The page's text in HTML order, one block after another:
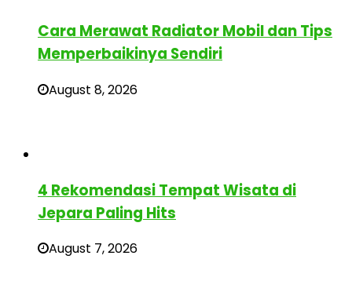
Cara Merawat Radiator Mobil dan Tips
Memperbaikinya Sendiri
August 8, 2026
4 Rekomendasi Tempat Wisata di
Jepara Paling Hits
August 7, 2026